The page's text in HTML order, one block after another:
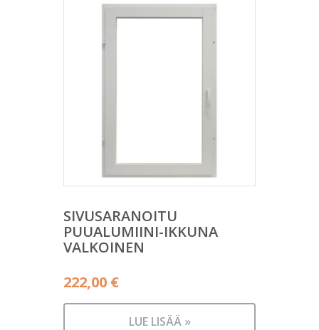
SIVUSARANOITU
PUUALUMIINI-IKKUNA
VALKOINEN
222,00 €
LUE LISÄÄ »